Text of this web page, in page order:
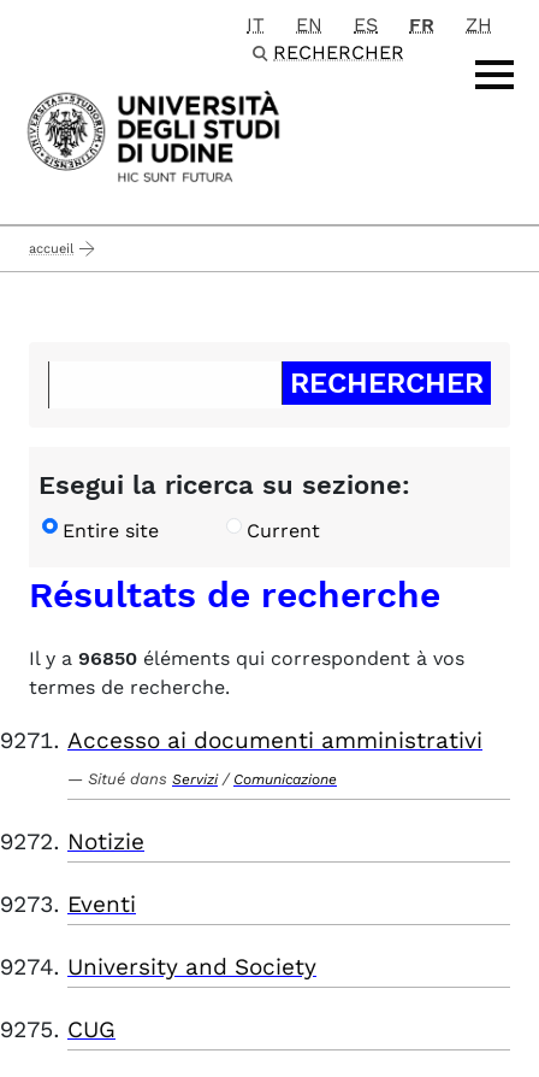
Passa al contenuto principale
IT EN ES FR
ZH
RECHERCHER
accueil
Esegui la ricerca su sezione:
Entire site Current
Résultats de recherche
Il y a 96850 éléments qui correspondent à vos
termes de recherche.
Accesso ai documenti amministrativi
Situé dans Servizi / Comunicazione
Notizie
Eventi
University and Society
CUG